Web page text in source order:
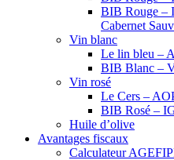
BIB Rouge –
Cabernet
Vin blanc
Le lin bleu –
BIB Blanc –
Vin rosé
Le Cers –
BIB Rosé –
Huile d’olive
Avantages fiscaux
Calculateur